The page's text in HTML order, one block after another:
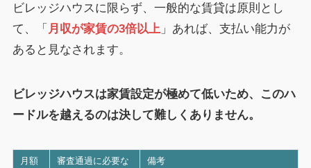
ビレッジハウスに限らず、一般的な賃貸は原則とし
て、「 月収が家賃の3倍以上 」あれば、支払い能力が
あると見なされます。
ビレッジハウスは家賃設定が極めて低いため、このハ
ードルを越えるのは決して難しくありません。
月額
審査通過に必要な
備考